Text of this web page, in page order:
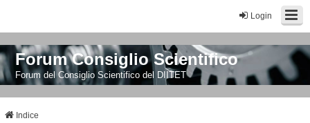
Login
Forum Consiglio Scientifico
Forum del Consiglio Scientifico del DIITET
Indice